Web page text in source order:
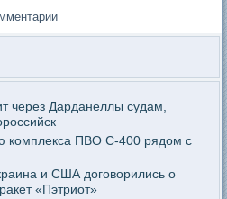
через Дарданеллы судам,
комплекса ПВО С-400 рядом с
и США договорились о
«Пэтриот»